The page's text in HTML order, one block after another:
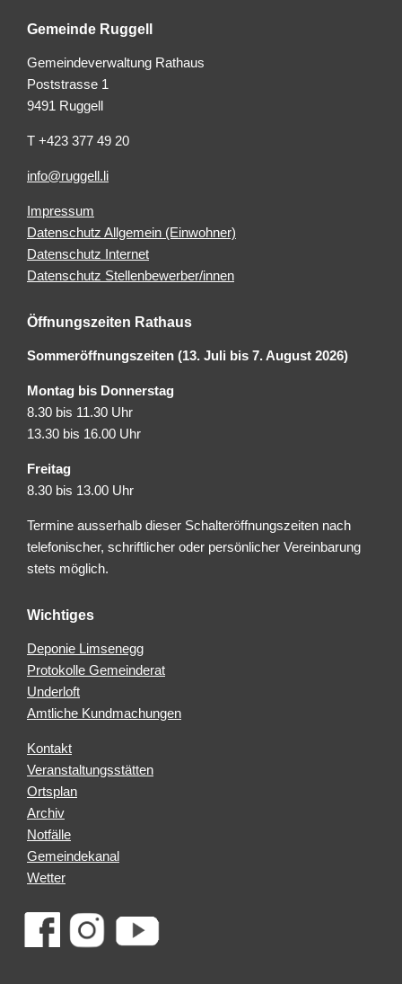
Gemeinde Ruggell
Gemeindeverwaltung Rathaus
Poststrasse 1
9491 Ruggell
T +423 377 49 20
info@ruggell.li
Impressum
Datenschutz Allgemein (Einwohner)
Datenschutz Internet
Datenschutz Stellenbewerber/innen
Öffnungszeiten Rathaus
Sommeröffnungszeiten (13. Juli bis 7. August 2026)
Montag bis Donnerstag
8.30 bis 11.30 Uhr
13.30 bis 16.00 Uhr
Freitag
8.30 bis 13.00 Uhr
Termine ausserhalb dieser Schalteröffnungszeiten nach
telefonischer, schriftlicher oder persönlicher Vereinbarung
stets möglich.
Wichtiges
Deponie Limsenegg
Protokolle Gemeinderat
Underloft
Amtliche Kundmachungen
Kontakt
Veranstaltungsstätten
Ortsplan
Archiv
Notfälle
Gemeindekanal
Wetter